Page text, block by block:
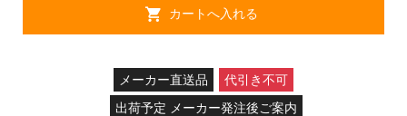
メーカー直送品
代引き不可
出荷予定 メーカー発注後ご案内